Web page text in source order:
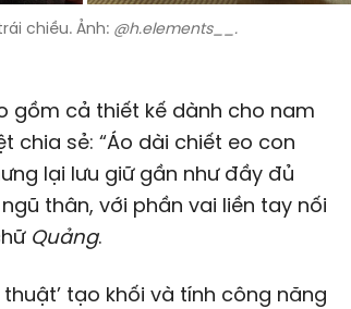
chiều. Ảnh: @h.elements__.
gồm cả thiết kế dành cho nam
chia sẻ: “Áo dài chiết eo con
lại lưu giữ gần như đầy đủ
thân, với phần vai liền tay nối
Quảng.
tạo khối và tính công năng